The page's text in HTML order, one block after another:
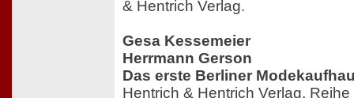
& Hentrich Verlag.
Gesa Kessemeier
Herrmann Gerson
Das erste Berliner
Hentrich & Hentrich Verlag,